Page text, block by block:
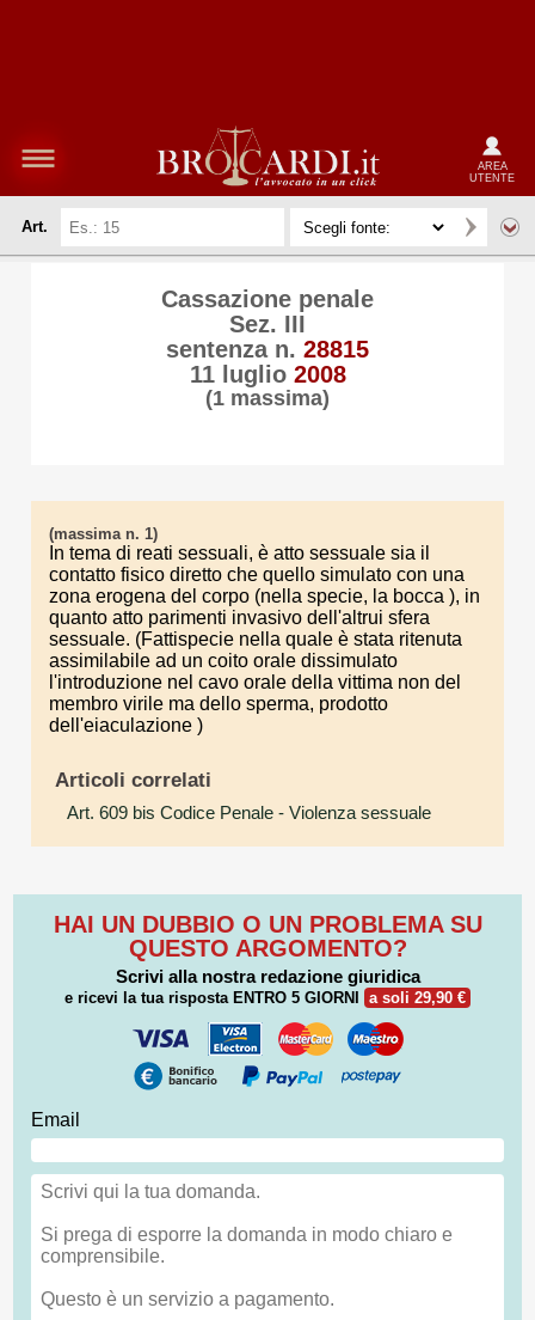
AREA
UTENTE
Art.
Cassazione penale
Sez. III
sentenza n. 28815
11 luglio 2008
(1 massima)
(massima n. 1)
In tema di reati sessuali, è atto sessuale sia il
contatto fisico diretto che quello simulato con una
zona erogena del corpo (nella specie, la bocca ), in
quanto atto parimenti invasivo dell'altrui sfera
sessuale. (Fattispecie nella quale è stata ritenuta
assimilabile ad un coito orale dissimulato
l'introduzione nel cavo orale della vittima non del
membro virile ma dello sperma, prodotto
dell'eiaculazione )
Articoli correlati
Art. 609 bis Codice Penale - Violenza sessuale
HAI UN DUBBIO O UN PROBLEMA SU
QUESTO ARGOMENTO?
Scrivi alla nostra redazione giuridica
e ricevi la tua risposta ENTRO 5 GIORNI a soli 29,90 €
Email